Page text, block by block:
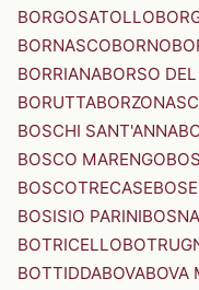
BORGOSATOLLO
BORNASCOBORNO
BORRIANABORSO
BORUTTA
BOSCHI SANT'ANNA
BOSCO MARENGO
BOSCOTRECASE
BOSISIO PARINI
BOTRICELLO
BOTTIDDABOVABOVA